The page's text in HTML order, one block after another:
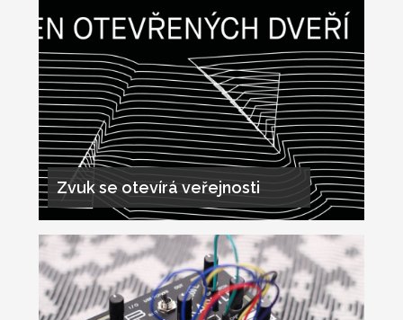
Zvuk se otevírá veřejnosti